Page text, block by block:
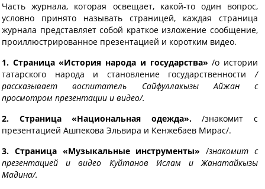
Часть журнала, которая освещает, какой-то один вопрос,
условно принято называть страницей, каждая страница
журнала представляет собой краткое изложение сообщение,
проиллюстрированное презентацией и коротким видео.
1. Страница «История народа и государства» /о истории
татарского народа и становление государственности/
рассказывает воспитатель Сайфуллакызы Айжан с
просмотром презентации и видео/.
2. Страница «Национальная одежда»./знакомит с
презентацией Ашпекова Эльвира и Кенжебаев Мирас/.
3. Страница «Музыкальные инструменты» /знакомит с
презентацией и видео Куйтанов Ислам и Жанатайкызы
Мадина/.